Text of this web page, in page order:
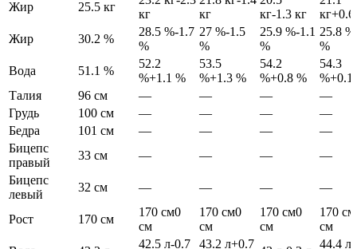
Жир
25.5 кг
кг
кг
кг-1.3 кг
кг+0.6
Жир
30.2 %
28.5 %-1.7
%
27 %-1.5
%
25.9 %-1.1
%
25.8 %
%
Вода
51.1 %
52.2
%+1.1 %
53.5
%+1.3 %
54.2
%+0.8 %
54.3
%+0.1
Талия
96 см — — —
—
Грудь
100 см — — —
—
Бедра
101 см — — —
—
Бицепс
правый
33 см — — —
—
Бицепс
левый
32 см — — — —
Рост 170 см
170 см0
см
170 см0
см
170 см0
см
170 см
см
42.5 л-0.7
43.2 л+0.7
44.4 л